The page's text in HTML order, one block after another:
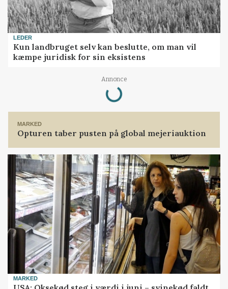
LEDER
Kun landbruget selv kan beslutte, om man vil
kæmpe juridisk for sin eksistens
Annonce
Loading...
MARKED
Opturen taber pusten på global mejeriauktion
MARKED